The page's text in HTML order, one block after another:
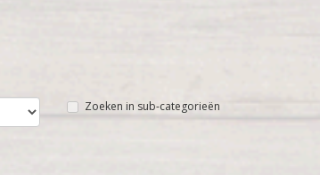
Zoeken in sub-categorieën